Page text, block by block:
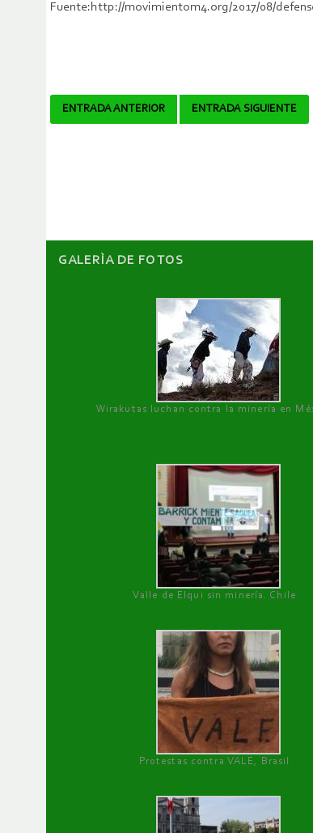
Fuente:http://movimientom4.org/2017/08/
Navegador
ENTRADA ANTERIOR ENTRADA SIGUIENTE
GALERÌA DE FOTOS
Wirakutas luchan contra la minería en
Valle de Elqui sin minería. Chile
Protestas contra VALE, Brasil